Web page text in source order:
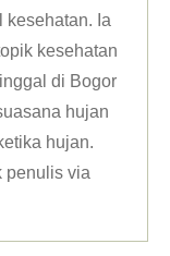
kesehatan. Ia
kesehatan
di Bogor
hujan
hujan.
penulis via